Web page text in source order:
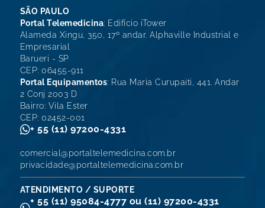
SÃO PAULO
Portal Telemedicina: Edifício iTower
Alameda Xingu, 350, 17º andar. Alphaville Industrial e
Empresarial
Barueri - SP
CEP: 06455-911
Portal Equipamentos: Rua Maria Curupaiti, 441. Andar
2 Conj 2003 D
Bairro: Vila Ester
CEP: 02452-001
+ 55 (11) 97200-4331
comercial@portaltelemedicina.com.br
privacidade@portaltelemedicina.com.br
ATENDIMENTO / SUPORTE
+ 55 (11) 95084-4777 ou (11) 97200-4331